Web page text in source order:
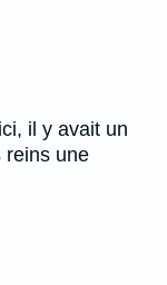
il y avait un
reins une